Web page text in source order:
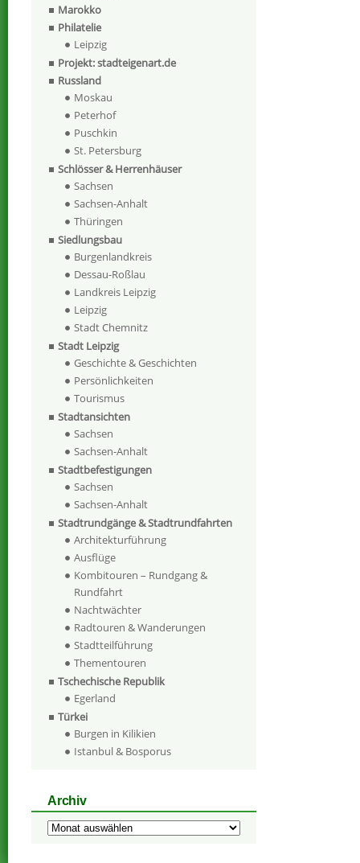
Marokko
Philatelie
Leipzig
Projekt: stadteigenart.de
Russland
Moskau
Peterhof
Puschkin
St. Petersburg
Schlösser & Herrenhäuser
Sachsen
Sachsen-Anhalt
Thüringen
Siedlungsbau
Burgenlandkreis
Dessau-Roßlau
Landkreis Leipzig
Leipzig
Stadt Chemnitz
Stadt Leipzig
Geschichte & Geschichten
Persönlichkeiten
Tourismus
Stadtansichten
Sachsen
Sachsen-Anhalt
Stadtbefestigungen
Sachsen
Sachsen-Anhalt
Stadtrundgänge & Stadtrundfahrten
Architekturführung
Ausflüge
Kombitouren – Rundgang &
Rundfahrt
Nachtwächter
Radtouren & Wanderungen
Stadtteilführung
Thementouren
Tschechische Republik
Egerland
Türkei
Burgen in Kilikien
Istanbul & Bosporus
Archiv
Archiv